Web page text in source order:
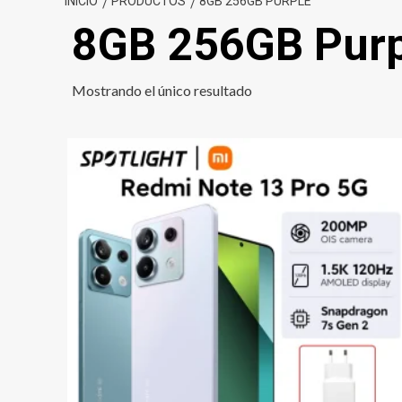
8GB 256GB
Mostrando el único resultado